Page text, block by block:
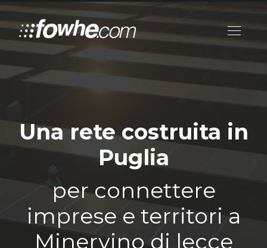
Una rete costruita in
Puglia
per connettere
imprese e territori a
Minervino di lecce